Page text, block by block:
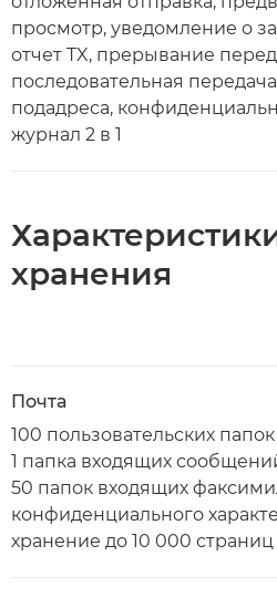
просмотр, уведомление о
отчет TX, прерывание
последовательная
подадреса,
журнал 2 в 1
хранения
Почта
100 пользовательских
1 папка входящих
50 папок входящих
конфиденциального
хранение до 10 000